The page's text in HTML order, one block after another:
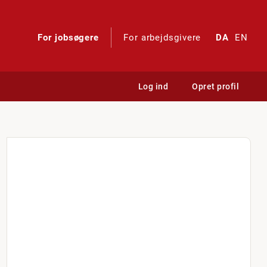
For jobsøgere For arbejdsgivere DA EN
Log ind Opret profil